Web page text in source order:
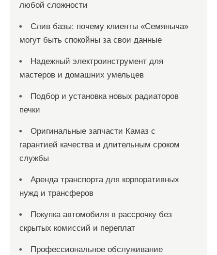
любой сложности
Слив базы: почему клиенты «Семяныча»
могут быть спокойны за свои данные
Надежный электроинструмент для
мастеров и домашних умельцев
Подбор и установка новых радиаторов
печки
Оригинальные запчасти Камаз с
гарантией качества и длительным сроком
службы
Аренда транспорта для корпоративных
нужд и трансферов
Покупка автомобиля в рассрочку без
скрытых комиссий и переплат
Профессиональное обслуживание